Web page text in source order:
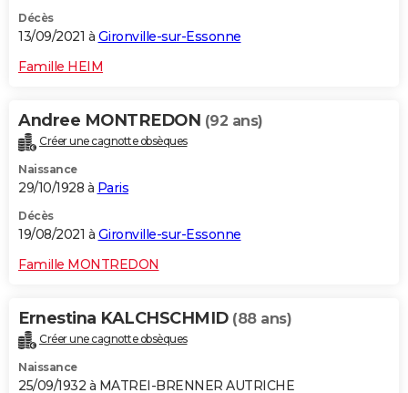
Décès
13/09/2021 à Gironville-sur-Essonne
Famille HEIM
Andree MONTREDON (92 ans)
Créer une cagnotte obsèques
Naissance
29/10/1928 à Paris
Décès
19/08/2021 à Gironville-sur-Essonne
Famille MONTREDON
Ernestina KALCHSCHMID (88 ans)
Créer une cagnotte obsèques
Naissance
25/09/1932 à MATREI-BRENNER AUTRICHE